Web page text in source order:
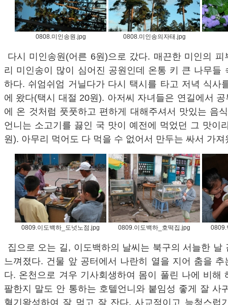
0808.미인송원.jpg 0808.미인송의자태.jpg
다시 미인송원(어른 6원)으로 갔다. 매끈한 미인의 피
리 미인송이 많이 심어진 공원인데 온통 키 큰 나무들
하다. 쉬엄쉬엄 거닐다가 다시 택시를 타고 저녁 식사
에 왔다(택시 대절 20원). 아저씨 자녀들은 연길에서
에 온 것처럼 풋풋하고 편하게 대해주셔서 맛있는 음
언니는 소고기를 끓인 국 맛이 예전에 먹었던 그 맛이
원). 아무리 먹어도 다 먹을 수 없어서 만두는 싸서 가져
0809.이도백하_도넛노점.jpg 0809.이도백하_호떡집.jpg 0809.
집으로 오는 길, 이도백하의 날씨는 북구의 서늘한 날
느껴졌다. 건물 앞 공터에서 나란히 열을 지어 춤을 추
다. 온천으로 겨우 기사회생하여 몸이 풀린 나에 비해
팔한지 말도 안 통하는 호텔언니와 붙임성 좋게 잘 사
혈기왕성하여 잘 먹고 잘 잔다. 사교적이고 능청스럽